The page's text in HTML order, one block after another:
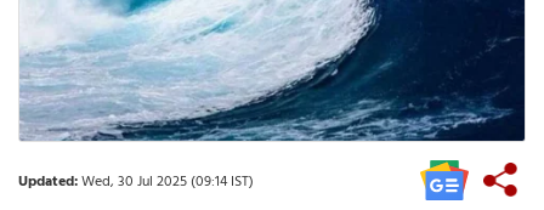
Updated:Wed, 30 Jul 2025 (09:14 IST)